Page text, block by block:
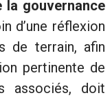
la gouvernance
d’une réflexion
de terrain, afin
pertinente de
associés, doit